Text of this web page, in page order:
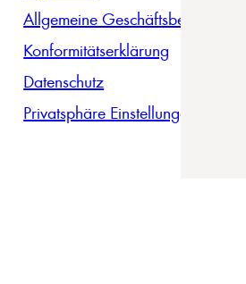
Allgemeine Geschäftsbedingungen
Konformitätserklärung
Datenschutz
Privatsphäre Einstellungen